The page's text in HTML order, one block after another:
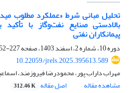
تحلیل مبانی شرط «عملکرد مطلوب
بالادستی صنایع نفت‌وگاز با
پیمانکاران نفتی
دوره 10، شماره 2، اسفند 1403، صفحه
227-252
10.22059/jrels.2025.395613.589
مهراب داراب پور، محمودرضا فیروزمند،
مشاهده مقاله
اصل مقاله 312.46 K